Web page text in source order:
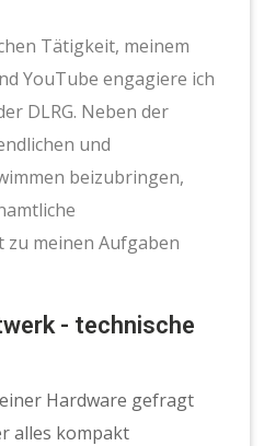
Tätigkeit, meinem
YouTube engagiere ich
DLRG. Neben der
und
beizubringen,
meinen Aufgaben
- technische
Hardware gefragt
alles kompakt